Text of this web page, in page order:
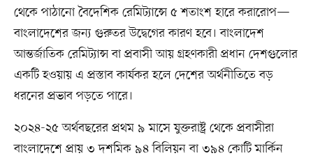
থেকে পাঠানো বৈদেশিক রেমিট্যান্সে ৫ শতাংশ হারে করারোপ—
বাংলাদেশের জন্য গুরুতর উদ্বেগের কারণ হবে। বাংলাদেশ
আন্তর্জাতিক রেমিট্যান্স বা প্রবাসী আয় গ্রহণকারী প্রধান দেশগুলোর
একটি হওয়ায় এ প্রস্তাব কার্যকর হলে দেশের অর্থনীতিতে বড়
ধরনের প্রভাব পড়তে পারে।
২০২৪-২৫ অর্থবছরের প্রথম ৯ মাসে যুক্তরাষ্ট্র থেকে প্রবাসীরা
বাংলাদেশে প্রায় ৩ দশমিক ৯৪ বিলিয়ন বা ৩৯৪ কোটি মার্কিন